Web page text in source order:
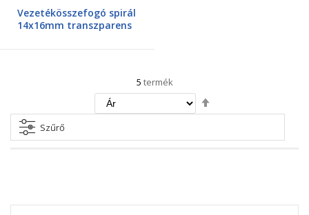
Vezetékösszefogó spirál
14x16mm transzparens
5 termék
irány
Szűrő